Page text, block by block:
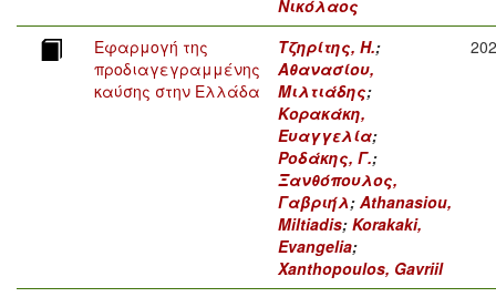
Νικόλαος
Εφαρμογή της
προδιαγεγραμμένης
καύσης στην Ελλάδα
Τζηρίτης, Η.;
Αθανασίου,
Μιλτιάδης;
Κορακάκη,
Ευαγγελία;
Ροδάκης, Γ.;
Ξανθόπουλος,
Γαβριήλ; Athanasiou,
Miltiadis; Korakaki,
Evangelia;
Xanthopoulos, Gavriil